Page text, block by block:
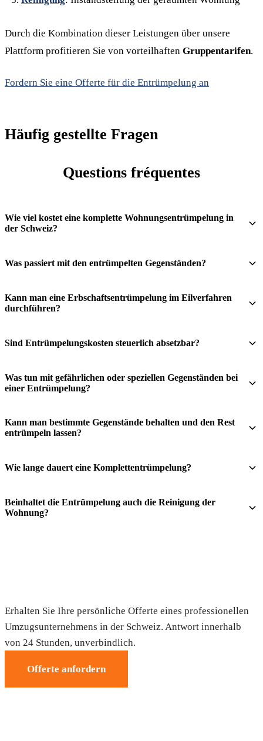
Durch die Kombination dieser Leistungen über unsere
Plattform profitieren Sie von vorteilhaften Gruppentarifen.
Fordern Sie eine Offerte für die Entrümpelung an
Häufig gestellte Fragen
Questions fréquentes
Wie viel kostet eine komplette Wohnungsentrümpelung in
der Schweiz?
Was passiert mit den entrümpelten Gegenständen?
Kann man eine Erbschaftsentrümpelung im Eilverfahren
durchführen?
Sind Entrümpelungskosten steuerlich absetzbar?
Was tun mit gefährlichen oder speziellen Gegenständen bei
einer Entrümpelung?
Kann man bestimmte Gegenstände behalten und den Rest
entrümpeln lassen?
Wie lange dauert eine Komplettentrümpelung?
Beinhaltet die Entrümpelung auch die Reinigung der
Wohnung?
Erhalten Sie Ihre persönliche Offerte eines professionellen
Umzugsunternehmens in der Schweiz. Antwort innerhalb
von 24 Stunden, unverbindlich.
Offerte anfordern